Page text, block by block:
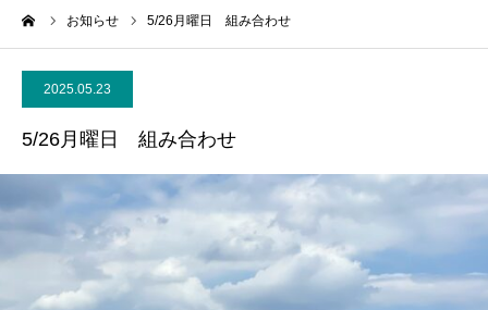
お知らせ 5/26月曜日 組み合わせ
2025.05.23
5/26月曜日 組み合わせ